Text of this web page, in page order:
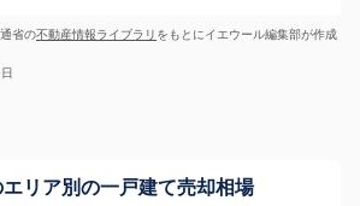
省の不動産情報ライブラリ をもとにイエウール編集部が作成
リア別の一戸建て売却相場